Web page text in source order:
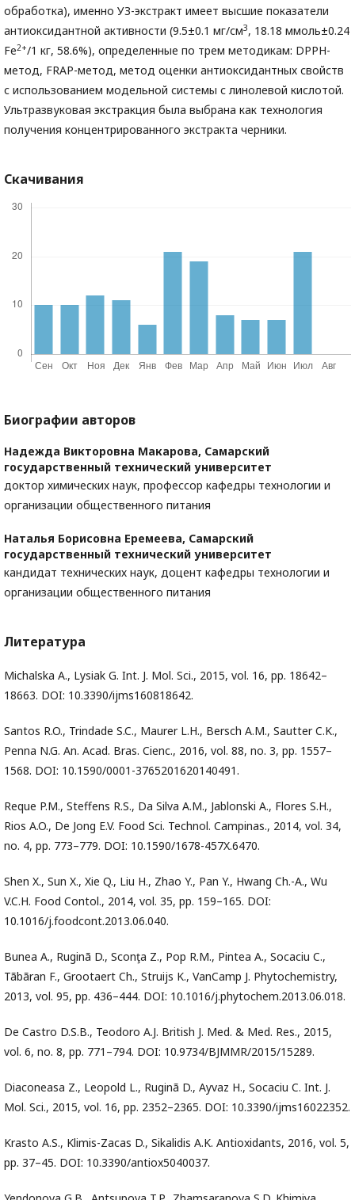
обработка), именно УЗ-экстракт имеет высшие показатели
антиоксидантной активности (9.5±0.1 мг/см3, 18.18 ммоль±0.24
Fe2+/1 кг, 58.6%), определенные по трем методикам: DPPH-
метод, FRAP-метод, метод оценки антиоксидантных свойств
с использованием модельной системы с линолевой кислотой.
Ультразвуковая экстракция была выбрана как технология
получения концентрированного экстракта черники.
Скачивания
Биографии авторов
Надежда Викторовна Макарова, Самарский
государственный технический университет
доктор химических наук, профессор кафедры технологии и
организации общественного питания
Наталья Борисовна Еремеева, Самарский
государственный технический университет
кандидат технических наук, доцент кафедры технологии и
организации общественного питания
Литература
Michalska A., Lysiak G. Int. J. Mol. Sci., 2015, vol. 16, pp. 18642–
18663. DOI: 10.3390/ijms160818642.
Santos R.O., Trindade S.C., Maurer L.H., Bersch A.M., Sautter C.K.,
Penna N.G. An. Acad. Bras. Cienc., 2016, vol. 88, no. 3, pp. 1557–
1568. DOI: 10.1590/0001-3765201620140491.
Reque P.M., Steffens R.S., Da Silva A.M., Jablonski A., Flores S.H.,
Rios A.O., De Jong E.V. Food Sci. Technol. Campinas., 2014, vol. 34,
no. 4, pp. 773–779. DOI: 10.1590/1678-457X.6470.
Shen X., Sun X., Xie Q., Liu H., Zhao Y., Pan Y., Hwang Ch.-A., Wu
V.C.H. Food Contol., 2014, vol. 35, pp. 159–165. DOI:
10.1016/j.foodcont.2013.06.040.
Bunea A., Ruginã D., Sconţa Z., Pop R.M., Pintea A., Socaciu C.,
Tãbãran F., Grootaert Ch., Struijs K., VanCamp J. Phytochemistry,
2013, vol. 95, pp. 436–444. DOI: 10.1016/j.phytochem.2013.06.018.
De Castro D.S.B., Teodoro A.J. British J. Med. & Med. Res., 2015,
vol. 6, no. 8, pp. 771–794. DOI: 10.9734/BJMMR/2015/15289.
Diaconeasa Z., Leopold L., Ruginã D., Ayvaz H., Socaciu C. Int. J.
Mol. Sci., 2015, vol. 16, pp. 2352–2365. DOI: 10.3390/ijms16022352.
Krasto A.S., Klimis-Zacas D., Sikalidis A.K. Antioxidants, 2016, vol. 5,
pp. 37–45. DOI: 10.3390/antiox5040037.